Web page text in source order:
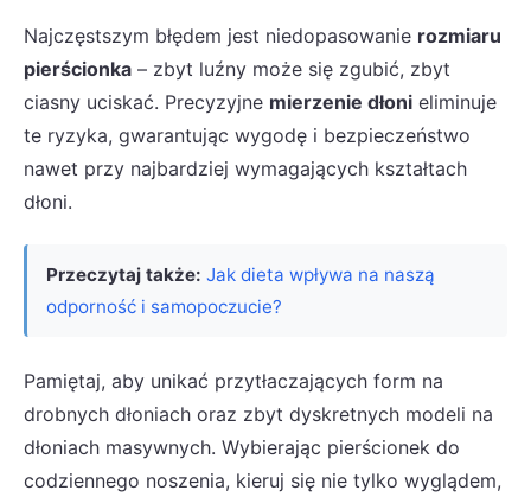
Najczęstszym błędem jest niedopasowanie rozmiaru
pierścionka – zbyt luźny może się zgubić, zbyt
ciasny uciskać. Precyzyjne mierzenie dłoni eliminuje
te ryzyka, gwarantując wygodę i bezpieczeństwo
nawet przy najbardziej wymagających kształtach
dłoni.
Przeczytaj także: Jak dieta wpływa na naszą
odporność i samopoczucie?
Pamiętaj, aby unikać przytłaczających form na
drobnych dłoniach oraz zbyt dyskretnych modeli na
dłoniach masywnych. Wybierając pierścionek do
codziennego noszenia, kieruj się nie tylko wyglądem,